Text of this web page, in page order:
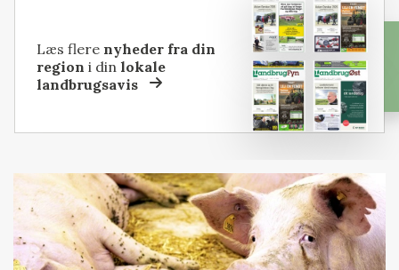
Læs flere nyheder fra din
region i dinlokale
landbrugsavis